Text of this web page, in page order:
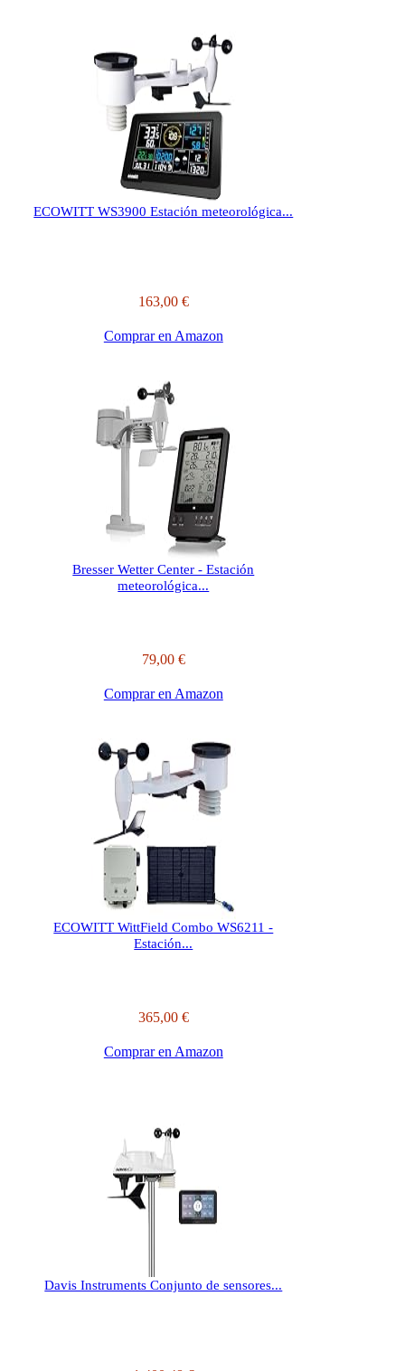
ECOWITT WS3900 Estación meteorológica...
163,00 €
Comprar en Amazon
Bresser Wetter Center - Estación
meteorológica...
79,00 €
Comprar en Amazon
ECOWITT WittField Combo WS6211 -
Estación...
365,00 €
Comprar en Amazon
Davis Instruments Conjunto de sensores...